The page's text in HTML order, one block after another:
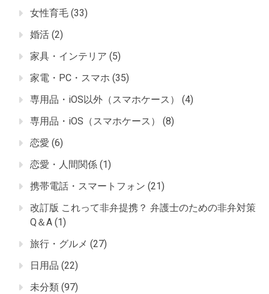
女性育毛 (33)
婚活 (2)
家具・インテリア (5)
家電・PC・スマホ (35)
専用品・iOS以外（スマホケース）
(4)
専用品・iOS（スマホケース）
(8)
恋愛 (6)
恋愛・人間関係 (1)
携帯電話・スマートフォン (21)
改訂版 これって非弁提携？ 弁護士のための非弁対策
Q＆A (1)
旅行・グルメ (27)
日用品 (22)
未分類 (97)